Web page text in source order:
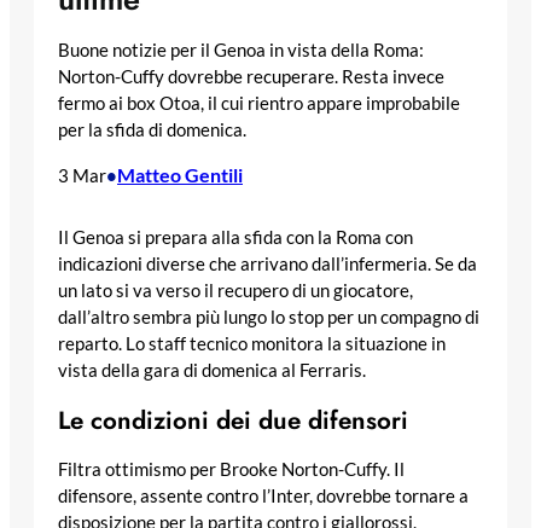
Buone notizie per il Genoa in vista della Roma:
Norton-Cuffy dovrebbe recuperare. Resta invece
fermo ai box Otoa, il cui rientro appare improbabile
per la sfida di domenica.
3 Mar•Matteo Gentili
Il Genoa si prepara alla sfida con la Roma con
indicazioni diverse che arrivano dall’infermeria. Se da
un lato si va verso il recupero di un giocatore,
dall’altro sembra più lungo lo stop per un compagno di
reparto. Lo staff tecnico monitora la situazione in
vista della gara di domenica al Ferraris.
Le condizioni dei due difensori
Filtra ottimismo per Brooke Norton-Cuffy. Il
difensore, assente contro l’Inter, dovrebbe tornare a
disposizione per la partita contro i giallorossi.